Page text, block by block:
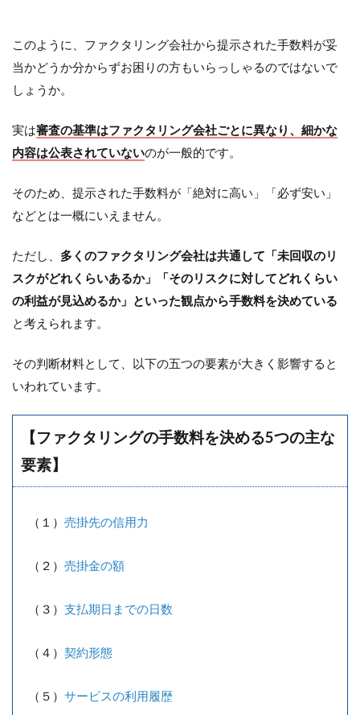
このように、ファクタリング会社から提示された手数料が妥
当かどうか分からずお困りの方もいらっしゃるのではないで
しょうか。
実は審査の基準はファクタリング会社ごとに異なり、細かな
内容は公表されていないのが一般的です。
そのため、提示された手数料が「絶対に高い」「必ず安い」
などとは一概にいえません。
ただし、 多くのファクタリング会社は共通して「未回収のリ
スクがどれくらいあるか」「そのリスクに対してどれくらい
の利益が見込めるか」といった観点から手数料を決めている
と考えられます。
その判断材料として、以下の五つの要素が大きく影響すると
いわれています。
【ファクタリングの手数料を決める5つの主な
要素】
（１） 売掛先の信用力
（２） 売掛金の額
（３） 支払期日までの日数
（４） 契約形態
（５） サービスの利用履歴